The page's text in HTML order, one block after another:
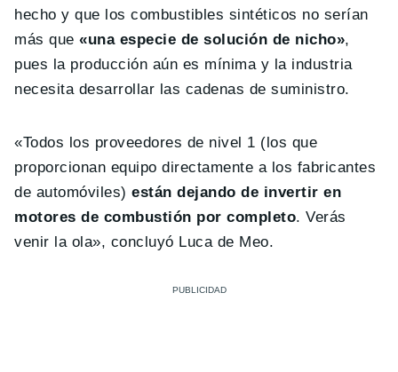
hecho y que los combustibles sintéticos no serían
más que«una especie de solución de nicho»,
pues la producción aún es mínima y la industria
necesita desarrollar las cadenas de suministro.
«Todos los proveedores de nivel 1 (los que
proporcionan equipo directamente a los fabricantes
de automóviles)están dejando de invertir en
motores de combustión por completo. Verás
venir la ola», concluyó Luca de Meo.